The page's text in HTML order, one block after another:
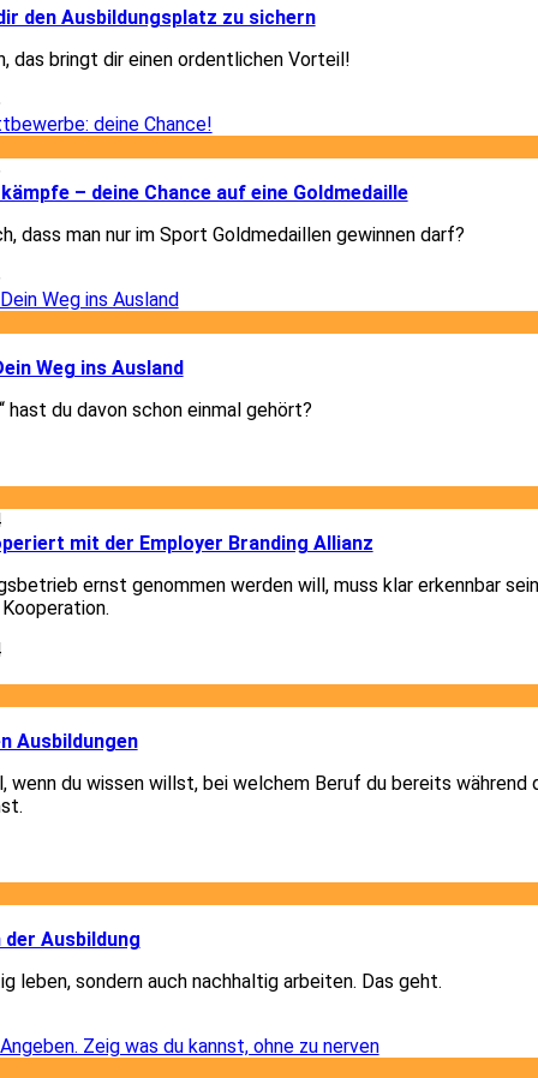
den Ausbildungsplatz zu sichern
das bringt dir einen ordentlichen Vorteil!
– deine Chance auf eine Goldmedaille
dass man nur im Sport Goldmedaillen gewinnen darf?
Weg ins Ausland
hast du davon schon einmal gehört?
mit der Employer Branding Allianz
ernst genommen werden will, muss klar erkennbar
Ausbildungen
wenn du wissen willst, bei welchem Beruf du bereits während
Ausbildung
leben, sondern auch nachhaltig arbeiten. Das geht.